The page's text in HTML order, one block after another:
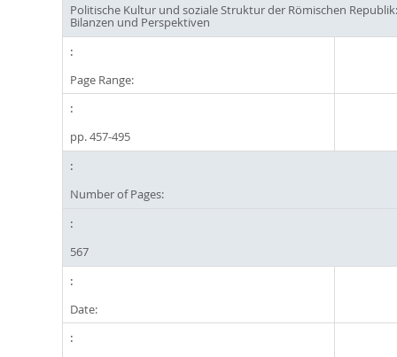
Politische Kultur und soziale Struktur der Römischen
Bilanzen und Perspektiven
Page Range:
pp. 457-495
Number of Pages:
567
Date: